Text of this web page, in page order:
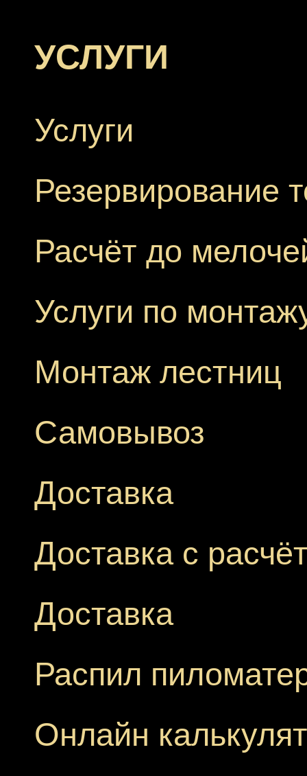
УСЛУГИ
Услуги
Резервирование
Расчёт до
Услуги по
Монтаж лестниц
Самовывоз
Доставка
Доставка с
Доставка
Распил
Онлайн